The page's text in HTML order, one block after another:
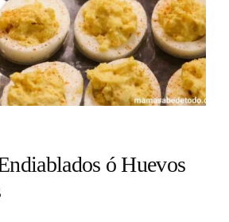
ó Huevos